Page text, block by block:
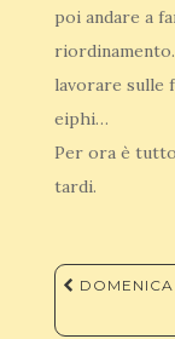
poi andare a
lavorare sulle
eiphi…
Per ora è
tardi.
articoli